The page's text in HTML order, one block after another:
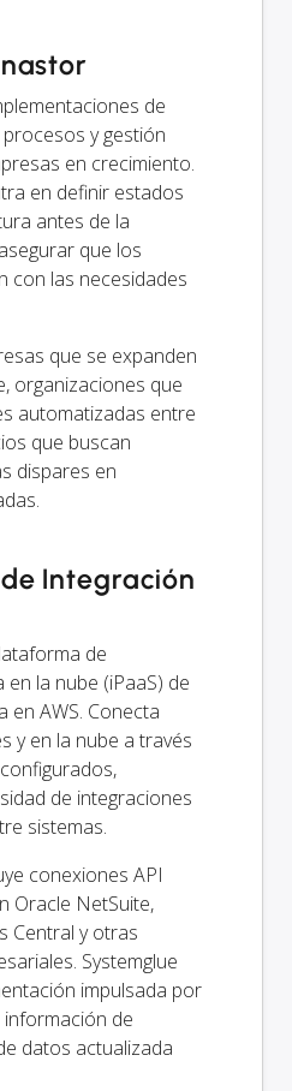
de
y gestión
en crecimiento.
en definir estados
antes de la
que los
con las necesidades
que se expanden
organizaciones que
automatizadas entre
que buscan
dispares en
Integración
de
la nube (iPaaS) de
en AWS. Conecta
y en la nube a través
de integraciones
sistemas.
conexiones API
Oracle NetSuite,
Central y otras
Systemglue
impulsada por
información de
datos actualizada